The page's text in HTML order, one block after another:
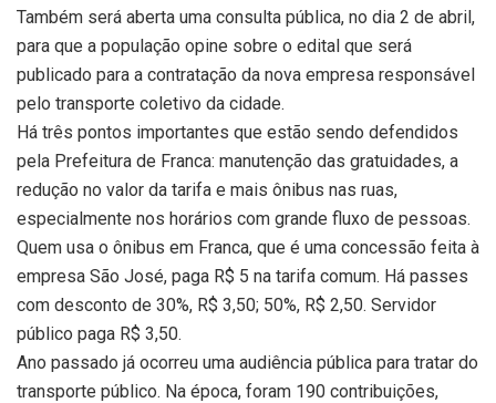
Também será aberta uma consulta pública, no dia 2 de abril,
para que a população opine sobre o edital que será
publicado para a contratação da nova empresa responsável
pelo transporte coletivo da cidade.
Há três pontos importantes que estão sendo defendidos
pela Prefeitura de Franca: manutenção das gratuidades, a
redução no valor da tarifa e mais ônibus nas ruas,
especialmente nos horários com grande fluxo de pessoas.
Quem usa o ônibus em Franca, que é uma concessão feita à
empresa São José, paga R$ 5 na tarifa comum. Há passes
com desconto de 30%, R$ 3,50; 50%, R$ 2,50. Servidor
público paga R$ 3,50.
Ano passado já ocorreu uma audiência pública para tratar do
transporte público. Na época, foram 190 contribuições,